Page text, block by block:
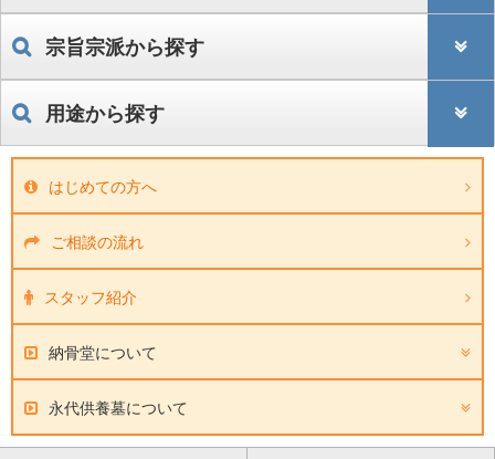
宗旨宗派から探す
用途から探す
はじめての方へ
ご相談の流れ
スタッフ紹介
納骨堂について
永代供養墓について